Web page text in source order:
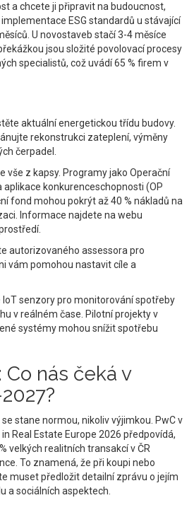
a chcete ji připravit na budoucnost,
ESG standardů u stávající
U novostaveb stačí 3-4 měsíce
jsou složité povolovací procesy
specialistů, což uvádí 65 % firem v
aktuální energetickou třídu budovy.
rekonstrukci zateplení, výměny
čerpadel.
vše z kapsy. Programy jako Operační
konkurenceschopnosti (OP
fond mohou pokrýt až 40 % nákladů na
Informace najdete na webu
autorizovaného assessora pro
vám pomohou nastavit cíle a
IoT senzory pro monitorování spotřeby
v reálném čase. Pilotní projekty v
systémy mohou snížit spotřebu
nás čeká v
stane normou, nikoliv výjimkou. PwC v
Real Estate Europe 2026 předpovídá,
velkých realitních transakcí v ČR
To znamená, že při koupi nebo
muset předložit detailní zprávu o jejím
a sociálních aspektech.